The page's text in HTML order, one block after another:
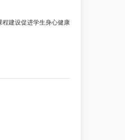
建设促进学生身心健康